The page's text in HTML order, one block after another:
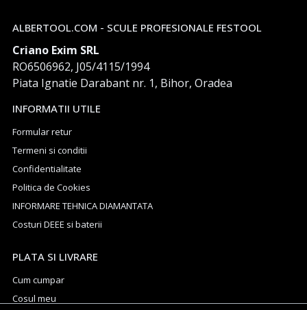
ALBERTOOL.COM - SCULE PROFESIONALE FESTOOL
Criano Exim SRL
RO6506962, J05/4115/1994
Piata Ignatie Darabant nr. 1, Bihor, Oradea
INFORMATII UTILE
Formular retur
Termeni si conditii
Confidentialitate
Politica de Cookies
INFORMARE TEHNICA DIAMANTATA
Costuri DEEE si baterii
PLATA SI LIVRARE
Cum cumpar
Cosul meu